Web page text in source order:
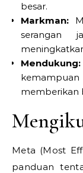
besar.
Markman:
serangan
Mendukung:
memberikan
Meta (Most
panduan